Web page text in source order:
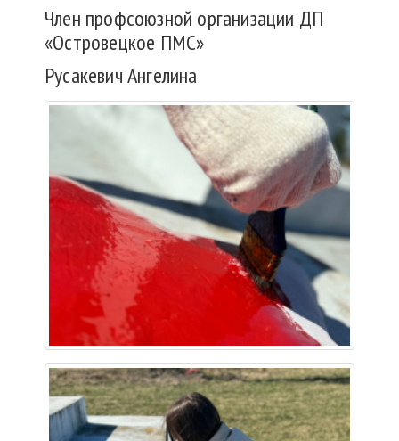
Член профсоюзной организации ДП
«Островецкое ПМС»
Русакевич Ангелина